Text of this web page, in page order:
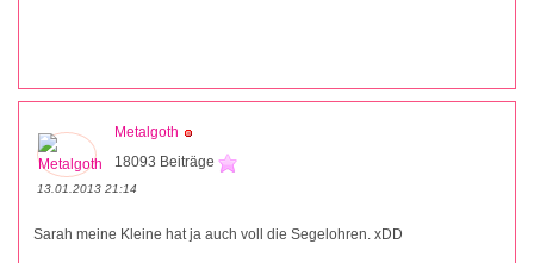
Metalgoth
18093 Beiträge
13.01.2013 21:14
Sarah meine Kleine hat ja auch voll die Segelohren. xDD